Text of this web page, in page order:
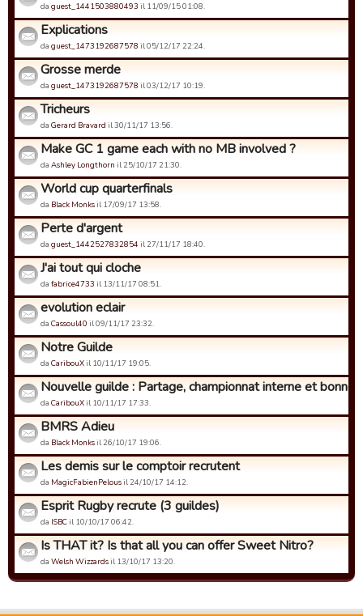
da guest_1441503880493 il 11/09/15 01:08.
Explications
da guest_1473192687578 il 05/12/17 22:24.
Grosse merde
da guest_1473192687578 il 03/12/17 10:19.
Tricheurs
da Gerard Bravard il 30/11/17 13:56.
Make GC 1 game each with no MB involved ?
da Ashley Longthorn il 25/10/17 21:30.
World cup quarterfinals
da Black Monksil 17/09/17 13:58.
Perte d'argent
da guest_1442527832854 il 27/11/17 18:40.
J'ai tout qui cloche
da fabrice4733 il 13/11/17 08:51.
evolution eclair
da Cassoul40 il 09/11/17 23:32.
Notre Guilde
da CaribouXil 10/11/17 19:05.
Nouvelle guilde : Partage, championnat interne et bonne
da CaribouXil 10/11/17 17:33.
BMRS Adieu
da Black Monksil 26/10/17 19:06.
Les demis sur le comptoir recrutent
da MagicFabienPelousil 24/10/17 14:12.
Esprit Rugby recrute (3 guildes)
da ISBCil 10/10/17 06:42.
Is THAT it? Is that all you can offer Sweet Nitro?
da Welsh Wizzardsil 13/10/17 13:20.